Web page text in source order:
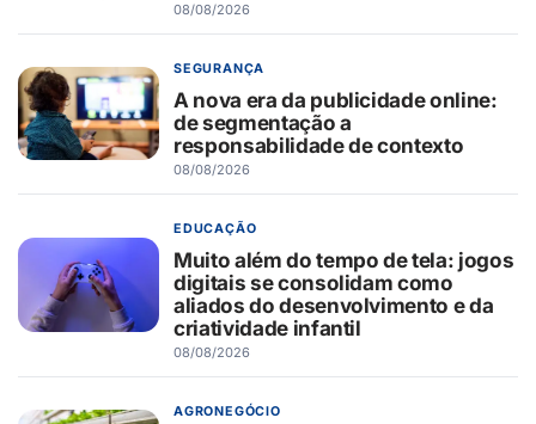
08/08/2026
SEGURANÇA
A nova era da publicidade online:
de segmentação a
responsabilidade de contexto
08/08/2026
EDUCAÇÃO
Muito além do tempo de tela: jogos
digitais se consolidam como
aliados do desenvolvimento e da
criatividade infantil
08/08/2026
AGRONEGÓCIO